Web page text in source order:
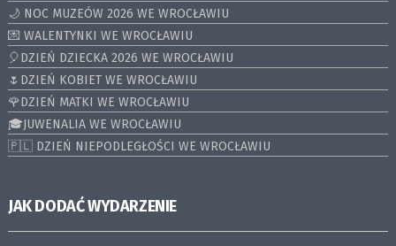
🌙 NOC MUZEÓW 2026 WE WROCŁAWIU
💌 WALENTYNKI WE WROCŁAWIU
🎈DZIEŃ DZIECKA 2026 WE WROCŁAWIU
🌷DZIEŃ KOBIET WE WROCŁAWIU
🌹DZIEŃ MATKI WE WROCŁAWIU
🎓JUWENALIA WE WROCŁAWIU
🇵🇱 DZIEŃ NIEPODLEGŁOŚCI WE WROCŁAWIU
JAK DODAĆ WYDARZENIE